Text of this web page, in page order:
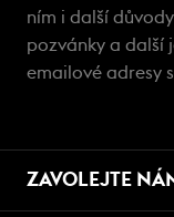
ním i další
pozvánky a další
emailové adresy
ZAVOLEJTE